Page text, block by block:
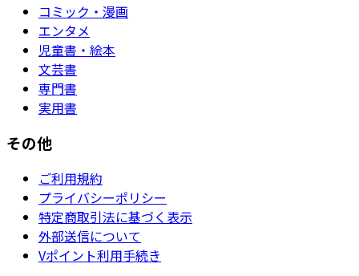
コミック・漫画
エンタメ
児童書・絵本
文芸書
専門書
実用書
その他
ご利用規約
プライバシーポリシー
特定商取引法に基づく表示
外部送信について
Vポイント利用手続き